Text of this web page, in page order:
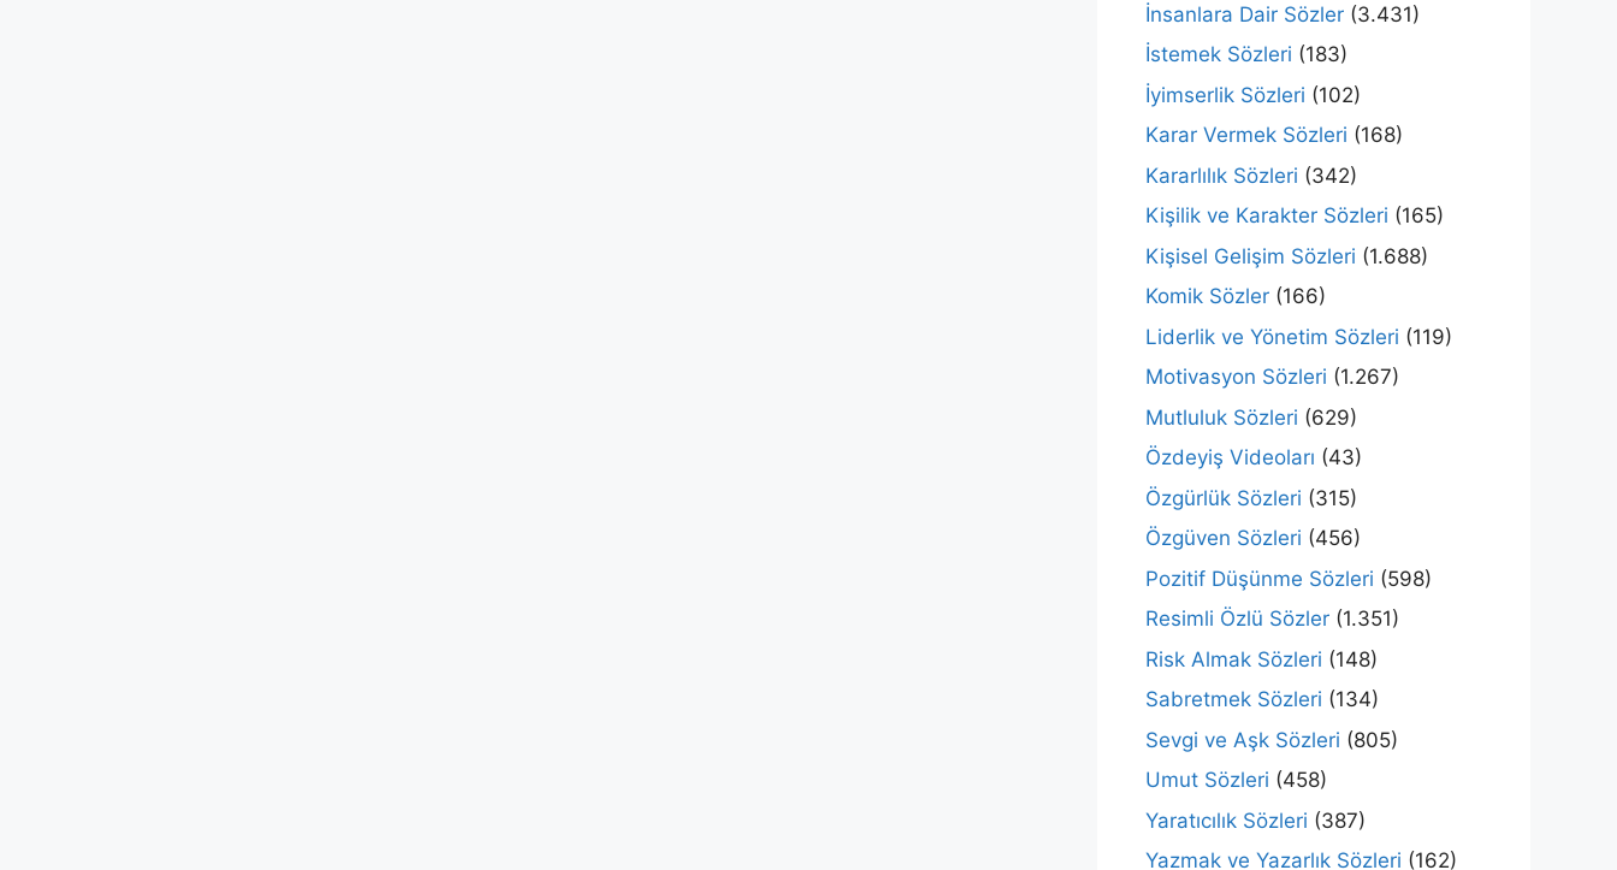
İnsanlara Dair Sözler (3.431)
İstemek Sözleri (183)
İyimserlik Sözleri (102)
Karar Vermek Sözleri (168)
Kararlılık Sözleri (342)
Kişilik ve Karakter Sözleri (165)
Kişisel Gelişim Sözleri (1.688)
Komik Sözler (166)
Liderlik ve Yönetim Sözleri (119)
Motivasyon Sözleri (1.267)
Mutluluk Sözleri (629)
Özdeyiş Videoları (43)
Özgürlük Sözleri (315)
Özgüven Sözleri (456)
Pozitif Düşünme Sözleri (598)
Resimli Özlü Sözler (1.351)
Risk Almak Sözleri (148)
Sabretmek Sözleri (134)
Sevgi ve Aşk Sözleri (805)
Umut Sözleri (458)
Yaratıcılık Sözleri (387)
Yazmak ve Yazarlık Sözleri (162)